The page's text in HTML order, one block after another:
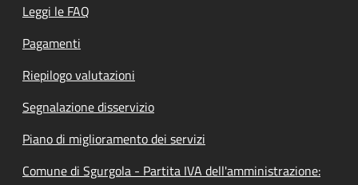
Leggi le FAQ
Pagamenti
Riepilogo valutazioni
Segnalazione disservizio
Piano di miglioramento dei servizi
Comune di Sgurgola - Partita IVA dell'amministrazione: